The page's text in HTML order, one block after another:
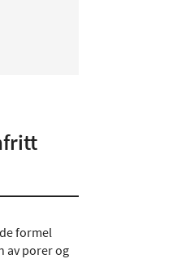
formel
av porer og